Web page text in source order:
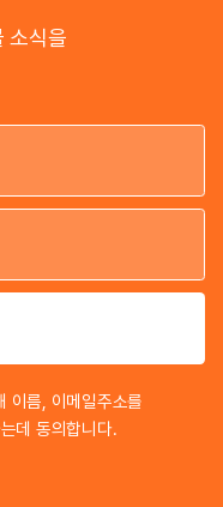
소식을
이
이
이름, 이메일주소를
데 동의합니다.